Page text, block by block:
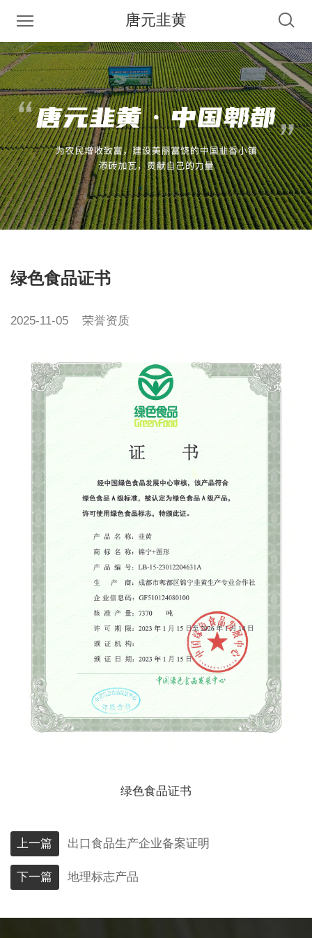
唐元韭黄
绿色食品证书
2025-11-05 荣誉资质
绿色食品证书
上一篇 出口食品生产企业备案证明
下一篇 地理标志产品